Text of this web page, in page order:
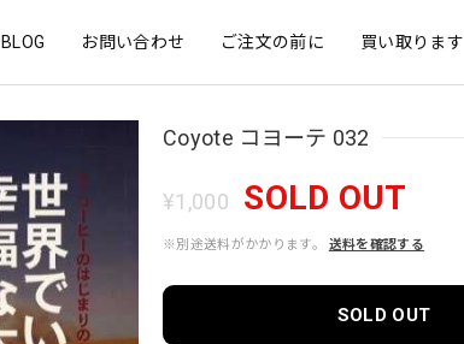
BLOG お問い合わせ ご注文の前に 買い取ります
Coyote コヨーテ 032
¥1,000 SOLD OUT
※別途送料がかかります。 送料を確認する
SOLD OUT